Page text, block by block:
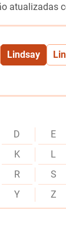
atualizadas
Lindsay
D E
K L
R S
Y Z